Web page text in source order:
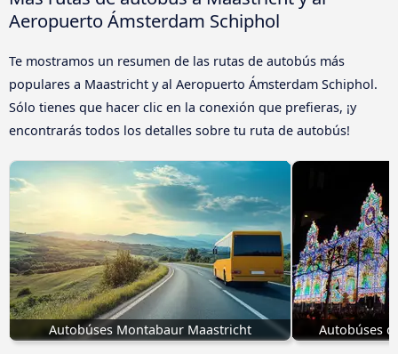
Aeropuerto Ámsterdam Schiphol
Te mostramos un resumen de las rutas de autobús más
populares a Maastricht y al Aeropuerto Ámsterdam Schiphol.
Sólo tienes que hacer clic en la conexión que prefieras, ¡y
encontrarás todos los detalles sobre tu ruta de autobús!
Autobúses Montabaur Maastricht Autobúses